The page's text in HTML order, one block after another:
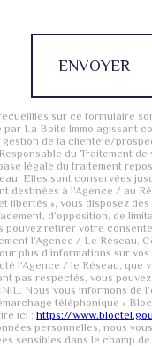
ENVOYER
sur ce formulaire
La Boite Immo agissant
de la clientèle/
du Traitement de
légale du traitement
Elles sont conservées
destinées à l'Agence / au
libertés », vous disposez des
d’opposition, de
pouvez retirer votre
l’Agence / Le Réseau.
plus d’informations sur
l'Agence / le Réseau, que
pas respectés, vous
Nous vous informons de
téléphonique «
ici : https://
personnelles, nous
sensibles dans le champ